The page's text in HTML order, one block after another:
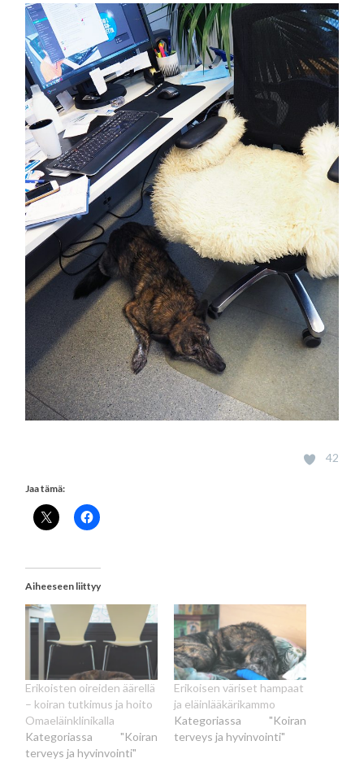
42
Jaa tämä:
Aiheeseen liittyy
Erikoisten oireiden äärellä
– koiran tutkimus ja hoito
Omaeläinklinikalla
Kategoriassa "Koiran
terveys ja hyvinvointi"
Erikoisen väriset hampaat
ja eläinlääkärikammo
Kategoriassa "Koiran
terveys ja hyvinvointi"